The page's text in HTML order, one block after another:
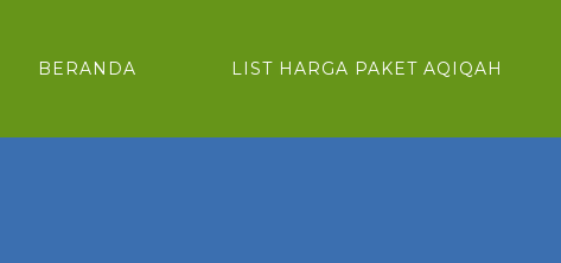
BERANDA LIST HARGA PAKET AQIQAH